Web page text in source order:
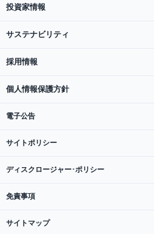
投資家情報
サステナビリティ
採用情報
個人情報保護方針
電子公告
サイトポリシー
ディスクロージャー･ポリシー
免責事項
サイトマップ